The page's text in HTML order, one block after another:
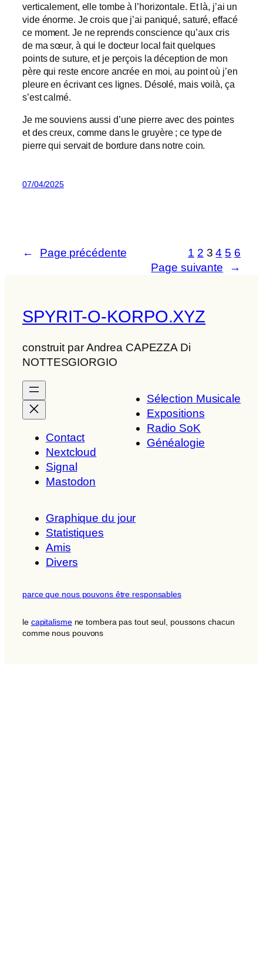
verticalement, elle tombe à l’horizontale. Et là, j’ai un
vide énorme. Je crois que j’ai paniqué, saturé, effacé
ce moment. Je ne reprends conscience qu’aux cris
de ma sœur, à qui le docteur local fait quelques
points de suture, et je perçois la déception de mon
père qui reste encore ancrée en moi, au point où j’en
pleure en écrivant ces lignes. Désolé, mais voilà, ça
s’est calmé.
Je me souviens aussi d’une pierre avec des pointes
et des creux, comme dans le gruyère ; ce type de
pierre qui servait de bordure dans notre coin.
07/04/2025
← Page précédente 1 2 3 4 5 6
Page suivante
→
SPYRIT-O-KORPO.XYZ
construit par Andrea CAPEZZA Di
NOTTESGIORGIO
Contact
Nextcloud
Signal
Mastodon
Sélection Musicale
Expositions
Radio SoK
Généalogie
Graphique du jour
Statistiques
Amis
Divers
parce que nous pouvons être responsables
le capitalismene tombera pas tout seul, poussons chacun
comme nous pouvons